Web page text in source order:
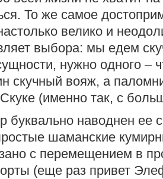
То же самое
велико и
выбора: мы едем
нужно одного –
скучный вояж, а
(именно так, с
буквально наводнен ее
шаманские
с перемещением в
(еще раз привет